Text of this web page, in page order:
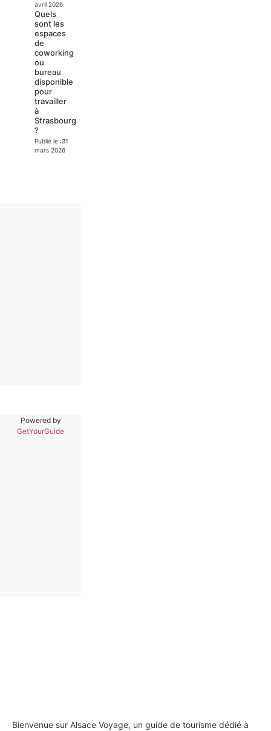
avril 2026
Quels
sont les
espaces
de
coworking
ou
bureau
disponible
pour
travailler
à
Strasbourg
?
Publié le :31
mars 2026
Powered by
GetYourGuide
Bienvenue sur Alsace Voyage, un guide de tourisme dédié à